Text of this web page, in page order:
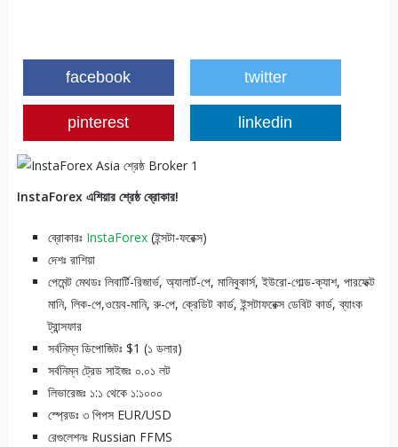
facebook twitter
pinterest linkedin
InstaForex এশিয়ার শ্রেষ্ঠ ব্রোকার!
ব্রোকারঃ InstaForex(ইন্সটা-ফরেক্স)
দেশঃ রাশিয়া
পেমেন্ট মেথডঃ লিবার্টি-রিজার্ভ, অ্যালার্ট-পে, মানিবুকার্স, ইউরো-গোল্ড-ক্যাশ, পারফেক্ট
মানি, লিক-পে,ওয়েব-মানি, রু-পে, ক্রেডিট কার্ড, ইন্সটাফরেক্স ডেবিট কার্ড, ব্যাংক
ট্রান্সফার
সর্বনিম্ন ডিপোজিটঃ $1 (১ ডলার)
সর্বনিম্ন ট্রেড সাইজঃ ০.০১ লট
লিভারেজঃ ১:১ থেকে ১:১০০০
স্প্রেডঃ ৩ পিপস EUR/USD
রেগুলেশনঃ Russian FFMS